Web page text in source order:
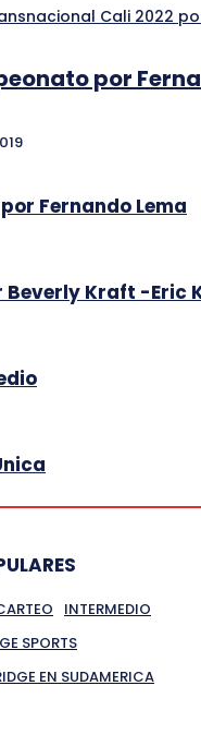
Cali 2022
por
Fernando Lema
Kraft -Eric
INTERMEDIO
SPORTS
EN SUDAMERICA